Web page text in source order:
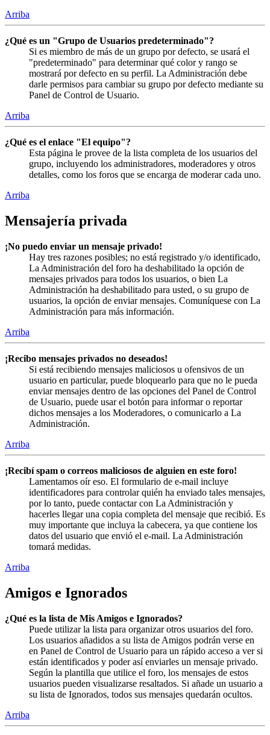
Arriba
¿Qué es un "Grupo de Usuarios predeterminado"?
Si es miembro de más de un grupo por defecto, se usará el
"predeterminado" para determinar qué color y rango se
mostrará por defecto en su perfil. La Administración debe
darle permisos para cambiar su grupo por defecto mediante su
Panel de Control de Usuario.
Arriba
¿Qué es el enlace "El equipo"?
Esta página le provee de la lista completa de los usuarios del
grupo, incluyendo los administradores, moderadores y otros
detalles, como los foros que se encarga de moderar cada uno.
Arriba
Mensajería privada
¡No puedo enviar un mensaje privado!
Hay tres razones posibles; no está registrado y/o identificado,
La Administración del foro ha deshabilitado la opción de
mensajes privados para todos los usuarios, o bien La
Administración ha deshabilitado para usted, o su grupo de
usuarios, la opción de enviar mensajes. Comuníquese con La
Administración para más información.
Arriba
¡Recibo mensajes privados no deseados!
Si está recibiendo mensajes maliciosos u ofensivos de un
usuario en particular, puede bloquearlo para que no le pueda
enviar mensajes dentro de las opciones del Panel de Control
de Usuario, puede usar el botón para informar o reportar
dichos mensajes a los Moderadores, o comunicarlo a La
Administración.
Arriba
¡Recibí spam o correos maliciosos de alguien en este foro!
Lamentamos oír eso. El formulario de e-mail incluye
identificadores para controlar quién ha enviado tales mensajes,
por lo tanto, puede contactar con La Administración y
hacerles llegar una copia completa del mensaje que recibió. Es
muy importante que incluya la cabecera, ya que contiene los
datos del usuario que envió el e-mail. La Administración
tomará medidas.
Arriba
Amigos e Ignorados
¿Qué es la lista de Mis Amigos e Ignorados?
Puede utilizar la lista para organizar otros usuarios del foro.
Los usuarios añadidos a su lista de Amigos podrán verse en
en Panel de Control de Usuario para un rápido acceso a ver si
están identificados y poder así enviarles un mensaje privado.
Según la plantilla que utilice el foro, los mensajes de estos
usuarios pueden visualizarse resaltados. Si añade un usuario a
su lista de Ignorados, todos sus mensajes quedarán ocultos.
Arriba